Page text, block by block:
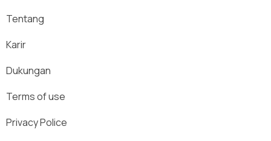
Tentang
Karir
Dukungan
Terms of use
Privacy Police